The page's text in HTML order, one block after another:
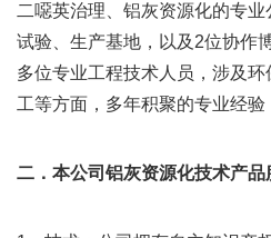
二噁英治理、铝灰资源化的专业
试验、生产基地，以及2位协作
多位专业工程技术人员，涉及
工等方面，多年积聚的专业经验
二．本公司铝灰资源化技术产品